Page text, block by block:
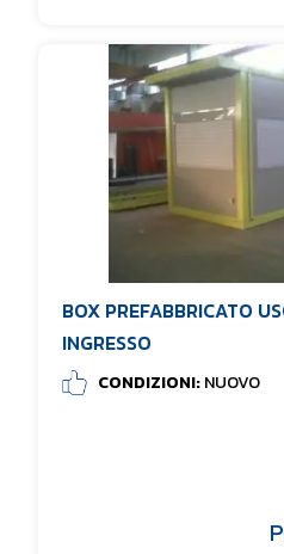
BOX PREFABBRICATO
INGRESSO
CONDIZIONI:NUOVO